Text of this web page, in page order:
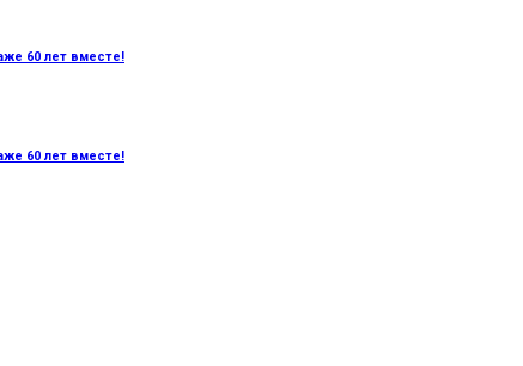
60 лет вместе!
60 лет вместе!